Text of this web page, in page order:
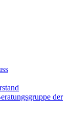
der